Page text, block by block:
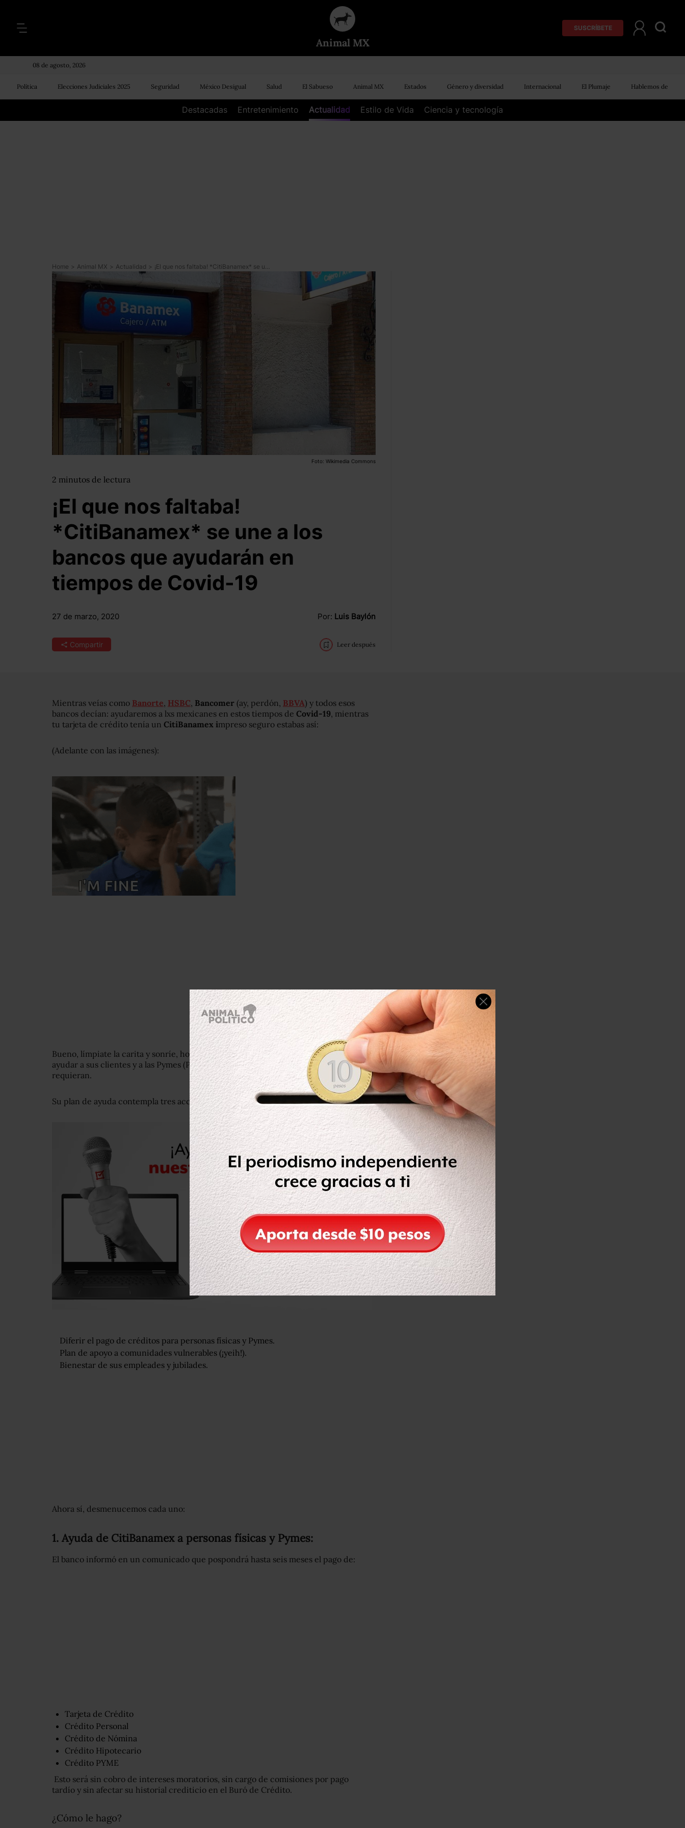
Animal MX
SUSCRÍBETE
08 de agosto, 2026
Política Elecciones Judiciales 2025 Seguridad México Desigual Salud El Sabueso Animal MX Estados Género y diversidad Internacional El Plumaje Hablemos de
Destacadas Entretenimiento Actualidad Estilo de Vida Ciencia y tecnología
Home > Animal MX > Actualidad > ¡El que nos faltaba! *CitiBanamex* se une a los bancos que ayudarán en tiempos de Covid-19
Foto: Wikimedia Commons
2 minutos de lectura
¡El que nos faltaba!
*CitiBanamex* se une a los
bancos que ayudarán en
tiempos de Covid-19
27 de marzo, 2020 Por: Luis Baylón
Compartir Leer después
Mientras veías como Banorte, HSBC, Bancomer (ay, perdón, BBVA) y todos esos
bancos decían: ayudaremos a lxs mexicanes en estos tiempos de Covid-19, mientras
tu tarjeta de crédito tenía un CitiBanamex impreso seguro estabas así:
(Adelante con las imágenes):
Bueno, límpiate la carita y sonríe, hoy CitiBanamex
anunció varias medidas para
ayudar a sus clientes y a las Pymes (Pequeñas y Medianas Empresas) que lo
requieran.
Su plan de ayuda contempla tres acciones:
Diferir el pago de créditos para personas físicas y Pymes.
Plan de apoyo a comunidades vulnerables (¡yeih!).
Bienestar de sus empleades y jubilades.
Ahora sí, desmenucemos cada uno:
1. Ayuda de CitiBanamex a personas físicas y Pymes:
El banco informó en un comunicado que pospondrá hasta seis meses el pago de:
Tarjeta de Crédito
Crédito Personal
Crédito de Nómina
Crédito Hipotecario
Crédito PYME
Esto será sin cobro de intereses moratorios, sin cargo de comisiones por pago
tardío y sin afectar su historial crediticio en el Buró de Crédito.
¿Cómo le hago?